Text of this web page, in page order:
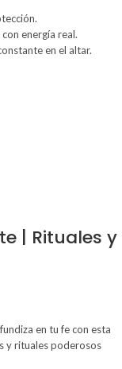
energía real.
en el altar.
| Rituales y
en tu fe con esta
y rituales poderosos